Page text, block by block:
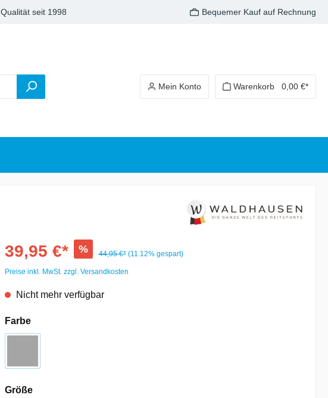
Qualität seit 1998 Bequemer Kauf auf Rechnung
Mein Konto Warenkorb 0,00 €*
39,95 €* % 44,95 €* (11.12% gespart)
Preise inkl. MwSt. zzgl. Versandkosten
Nicht mehr verfügbar
Farbe
Größe